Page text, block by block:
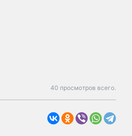
40 просмотров всего.